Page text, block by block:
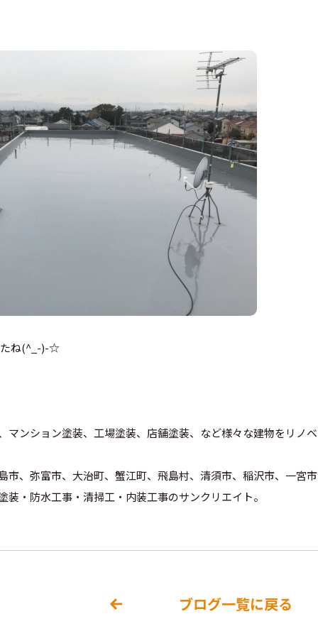
たね(^_-)-☆
マンション塗装、工場塗装、店舗塗装、など様々な建物をリノ
市、弥富市、大治町、蟹江町、飛島村、清須市、稲沢市、一宮
装・防水工事・清掃工・内装工事のサンクリエイト。
ブログ一覧に戻る